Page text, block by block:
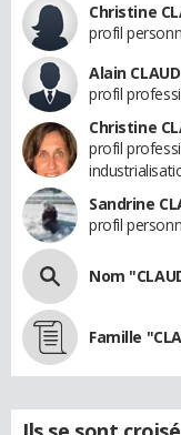
Christine
profil
Alain
profil
Christine
profil
Sandrine
profil
Nom
Famille